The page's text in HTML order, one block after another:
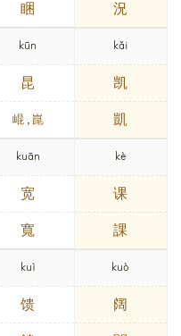
睏 況
kūn
昆
崐 崑
kǎi
凯
凱
kuān
宽
寬
kè
课
課
kuì
馈
kuò
阔